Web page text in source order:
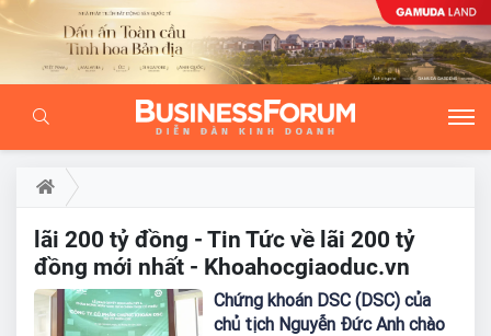
lãi 200 tỷ đồng - Tin Tức về lãi 200 tỷ
đồng mới nhất - Khoahocgiaoduc.vn
Chứng khoán DSC (DSC) của
chủ tịch Nguyễn Đức Anh chào